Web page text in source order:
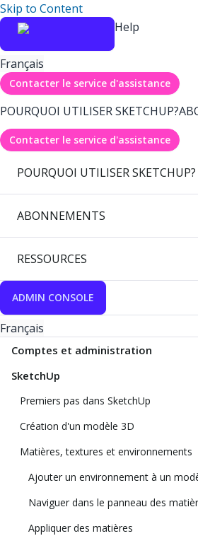
Skip to Content
Help
Français
Contacter le service d'assistance
POURQUOI UTILISER SKETCHUP?
Contacter le service d'assistance
POURQUOI UTILISER SKETCHUP?
ABONNEMENTS
RESSOURCES
ADMIN CONSOLE
Français
Comptes et administration
SketchUp
Premiers pas dans SketchUp
Création d'un modèle 3D
Matières, textures et environnements
Ajouter un environnement à un
Naviguer dans le panneau des
Appliquer des matières